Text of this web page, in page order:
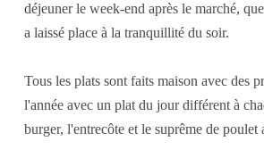
déjeuner le week-end après le marché,
a laissé place à la tranquillité du soir.
Tous les plats sont faits maison avec des
l'année avec un plat du jour différent à
burger, l'entrecôte et le suprême de poulet